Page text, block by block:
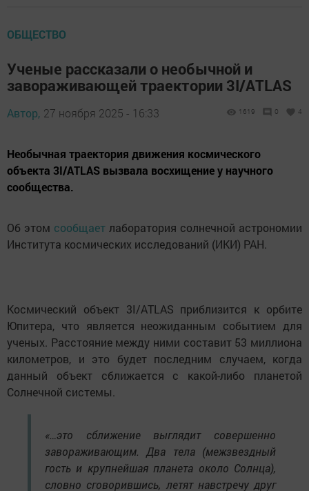
ОБЩЕСТВО
Ученые рассказали о необычной и
завораживающей траектории 3I/ATLAS
Автор, 27 ноября 2025 - 16:33 1619 0 4
Необычная траектория движения космического
объекта 3I/ATLAS вызвала восхищение у научного
сообщества.
Об этом сообщает лаборатория солнечной астрономии
Института космических исследований (ИКИ) РАН.
Космический объект 3I/ATLAS приблизится к орбите
Юпитера, что является неожиданным событием для
ученых. Расстояние между ними составит 53 миллиона
километров, и это будет последним случаем, когда
данный объект сближается с какой-либо планетой
Солнечной системы.
«…это сближение выглядит совершенно
завораживающим. Два тела (межзвездный
гость и крупнейшая планета около Солнца),
словно сговорившись, летят навстречу друг